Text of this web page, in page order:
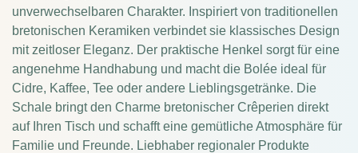
unverwechselbaren Charakter. Inspiriert von traditionellen
bretonischen Keramiken verbindet sie klassisches Design
mit zeitloser Eleganz. Der praktische Henkel sorgt für eine
angenehme Handhabung und macht die Bolée ideal für
Cidre, Kaffee, Tee oder andere Lieblingsgetränke. Die
Schale bringt den Charme bretonischer Crêperien direkt
auf Ihren Tisch und schafft eine gemütliche Atmosphäre für
Familie und Freunde. Liebhaber regionaler Produkte